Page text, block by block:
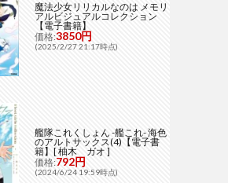
魔法少女リリカルなのは メモリ
アルビジュアルコレクション
【電子書籍】
価格:3850円
(2025/2/27 21:17時点)
艦隊これくしょん -艦これ- 海色
のアルトサックス(4)【電子書
籍】[ 柚木 ガオ ]
価格:792円
(2024/6/24 19:59時点)